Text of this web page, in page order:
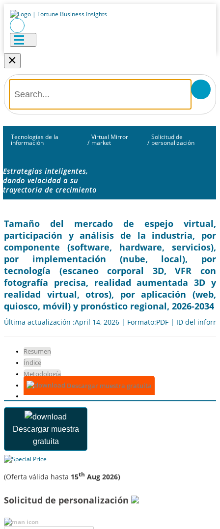
×
Tecnologías de la
información /
Virtual Mirror
market /
Solicitud de
personalización
Estrategias inteligentes,
dando velocidad a su
trayectoria de crecimiento
Tamaño del mercado de espejo virtual,
participación y análisis de la industria, por
componente (software, hardware, servicios),
por implementación (nube, local), por
tecnología (escaneo corporal 3D, VFR con
fotografía precisa, realidad aumentada 3D y
realidad virtual, otros), por aplicación (web,
quiosco, móvil) y pronóstico regional, 2026-2034
Última actualización :April 14, 2026 | Formato:PDF | ID del
Resumen
Índice
Metodología
Descargar muestra gratuita
Descargar muestra
gratuita
(Oferta válida hasta 15th Aug 2026)
Solicitud de personalización